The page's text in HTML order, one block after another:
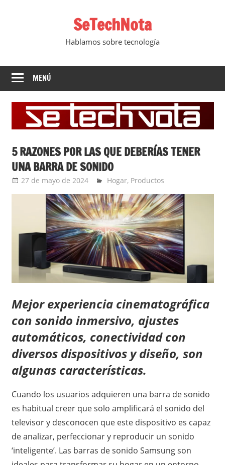
SeTechNota
Hablamos sobre tecnología
MENÚ
5 RAZONES POR LAS QUE DEBERÍAS TENER
UNA BARRA DE SONIDO
27 de mayo de 2024 Ernesto Herrera
Hogar, Productos
Mejor experiencia cinematográfica
con sonido inmersivo, ajustes
automáticos, conectividad con
diversos dispositivos y diseño, son
algunas características.
Cuando los usuarios adquieren una barra de sonido
es habitual creer que solo amplificará el sonido del
televisor y desconocen que este dispositivo es capaz
de analizar, perfeccionar y reproducir un sonido
‘inteligente’. Las barras de sonido Samsung son